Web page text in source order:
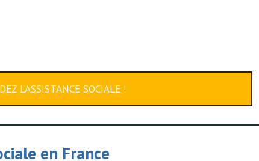
L’ASSISTANCE SOCIALE !
en France